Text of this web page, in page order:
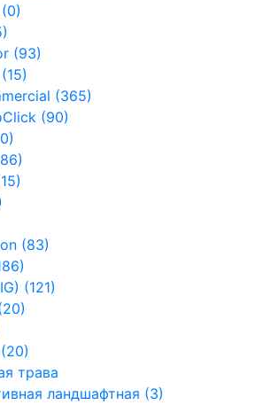
(93)
(365)
(90)
(83)
(121)
трава
ландшафтная (3)